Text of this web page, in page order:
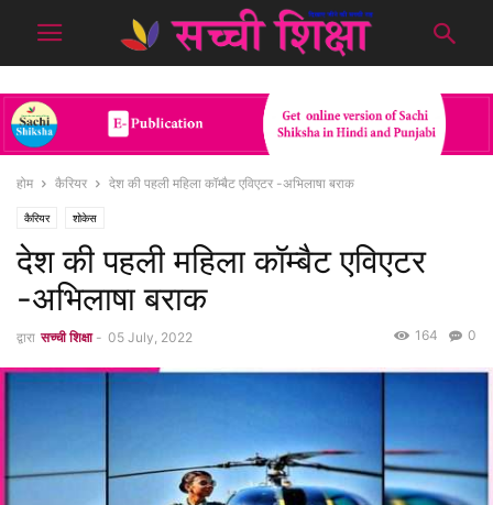
होम कैरियर देश की पहली महिला कॉम्बैट एविएटर -अभिलाषा बराक
कैरियर शोकेस
देश की पहली महिला कॉम्बैट एविएटर
-अभिलाषा बराक
द्वारा सच्ची शिक्षा - 05 July, 2022 0
164